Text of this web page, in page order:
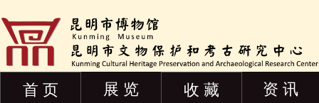
首 页 展 览 收 藏 资 讯